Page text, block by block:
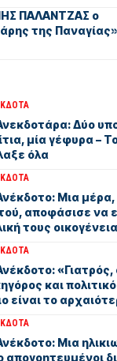
ΠΑΛΑΝΤΖΑΣ ο
της Παναγίας»
Δύο
μία γέφυρα –
όλα
Μια μέρα,
αποφάσισε να
τους
και
είναι το
Μια
απογοητευμένοι